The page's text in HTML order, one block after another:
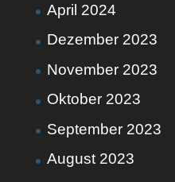
April 2024
Dezember 2023
November 2023
Oktober 2023
September 2023
August 2023